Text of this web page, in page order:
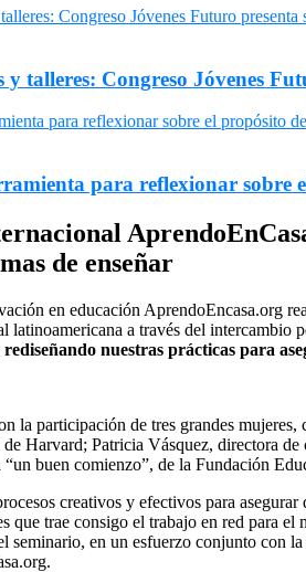
y talleres: Congreso Jóvenes
para reflexionar sobre
de enseñar
en educación AprendoEncasa.org
latinoamericana a través del intercambio
nuestras prácticas para
la participación de tres grandes
Harvard; Patricia Vásquez, directora
buen comienzo”, de la Fundación
creativos y efectivos para
que trae consigo el trabajo en red para
seminario, en un esfuerzo conjunto con